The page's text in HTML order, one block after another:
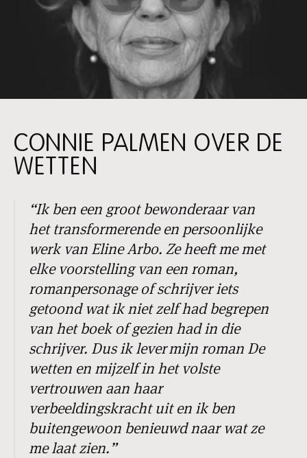
CONNIE PALMEN OVER DE
WETTEN
“Ik ben een groot bewonderaar van
het transformerende en persoonlijke
werk van Eline Arbo. Ze heeft me met
elke voorstelling van een roman,
romanpersonage of schrijver iets
getoond wat ik niet zelf had begrepen
van het boek of gezien had in die
schrijver. Dus ik levermijn roman De
wetten en mijzelf in het volste
vertrouwen aan haar
verbeeldingskracht uit en ik ben
buitengewoon benieuwd naar wat ze
me laat zien.”